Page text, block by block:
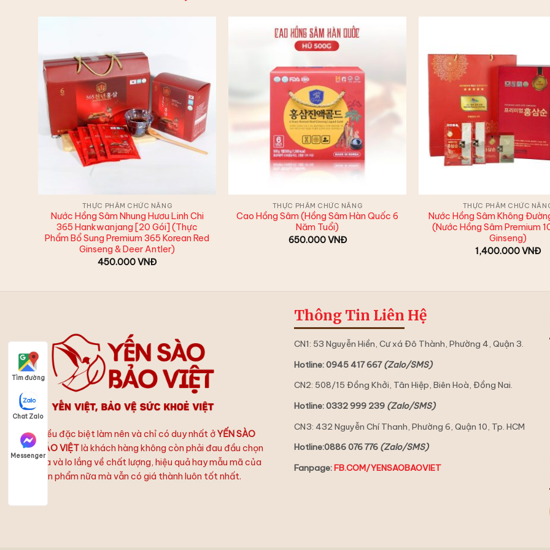
THỰC PHẨM CHỨC NĂNG
Nước Hồng Sâm Nhung Hươu Linh Chi
365 Hankwanjang [20 Gói] (Thực
Phẩm Bổ Sung Premium 365 Korean Red
Ginseng & Deer Antler)
450.000VNĐ
THỰC PHẨM CHỨC NĂNG
Cao Hồng Sâm (Hồng Sâm Hàn Quốc 6
Năm Tuổi)
650.000VNĐ
THỰC PHẨM CHỨC
Nước Hồng Sâm Không
(Nước Hồng Sâm Premium
Ginseng)
1,400.000VNĐ
Điều đặc biệt làm nên và chỉ có duy nhất ởYẾN SÀO
BẢO VIỆTlà khách hàng không còn phải đau đầu chọn
lựa và lo lắng về chất lượng, hiệu quả hay mẫu mã của
sản phẩm nữa mà vẫn có giá thành luôn tốt nhất.
Thông Tin Liên Hệ
CN1: 53 Nguyễn Hiền, Cư xá Đô Thành, Phường 4, Quận 3.
Hotline: 0945 417 667(Zalo/SMS)
CN2: 508/15 Đồng Khởi, Tân Hiệp, Biên Hoà, Đồng Nai.
Hotline: 0332 999 239 (Zalo/SMS)
CN3: 432 Nguyễn Chí Thanh, Phường 6, Quận 10, Tp. HCM
Hotline:0886 076 776 (Zalo/SMS)
Fanpage:FB.COM/YENSAOBAOVIET
Tìm đường
Chat Zalo
Messenger